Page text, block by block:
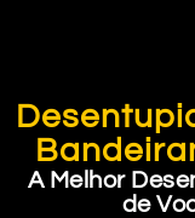
A Melhor
de